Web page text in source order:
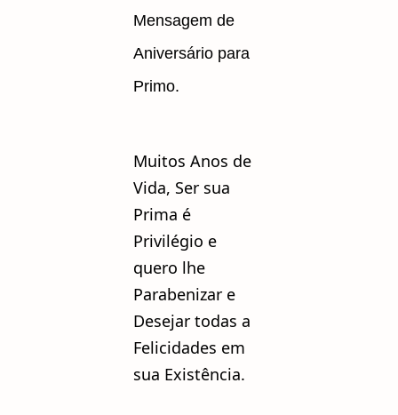
Mensagem de
Aniversário para
Primo.
Muitos Anos de
Vida, Ser sua
Prima é
Privilégio e
quero lhe
Parabenizar e
Desejar todas a
Felicidades em
sua Existência.